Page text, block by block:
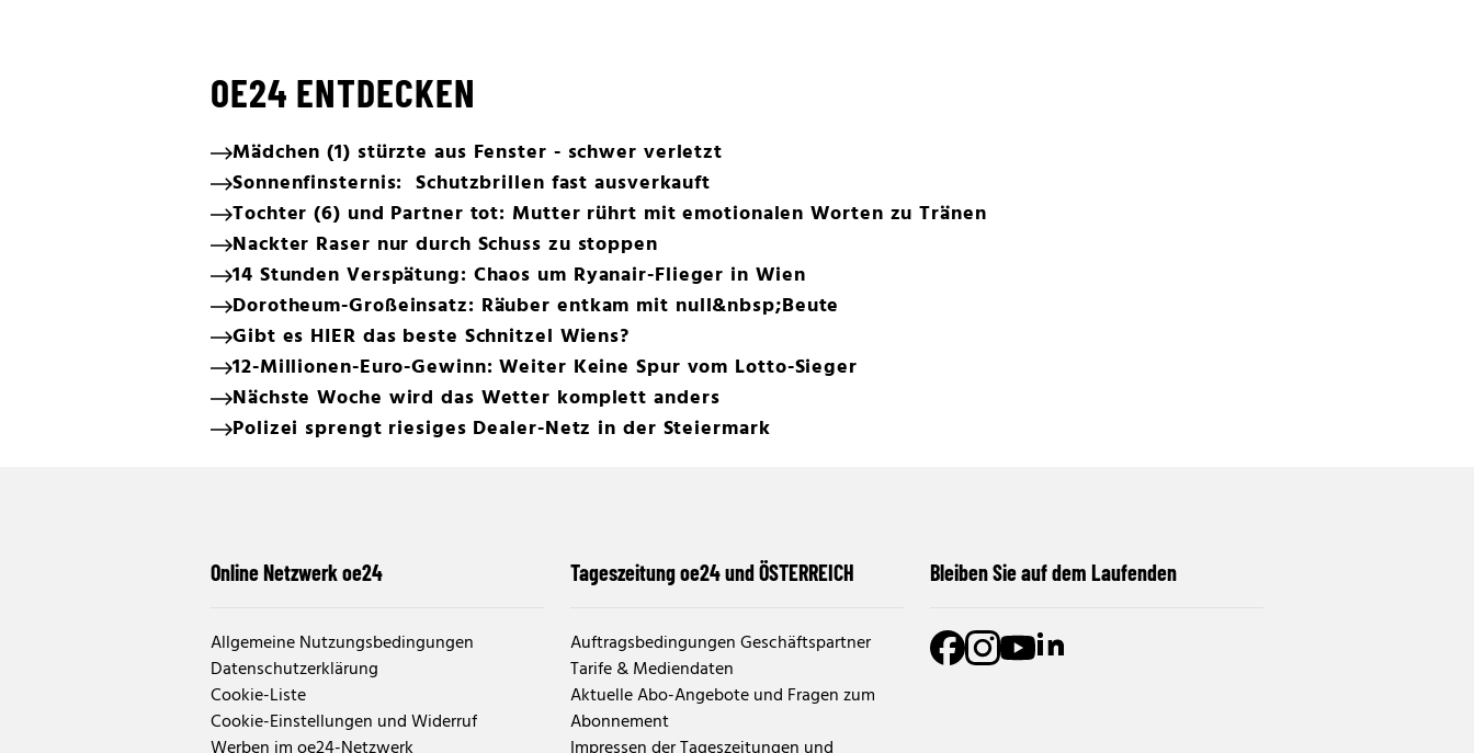
OE24 ENTDECKEN
Mädchen (1) stürzte aus Fenster - schwer verletzt
Sonnenfinsternis: Schutzbrillen fast ausverkauft
Tochter (6) und Partner tot: Mutter rührt mit emotionalen Worten zu Tränen
Nackter Raser nur durch Schuss zu stoppen
14 Stunden Verspätung: Chaos um Ryanair-Flieger in Wien
Dorotheum-Großeinsatz: Räuber entkam mit null&nbsp;Beute
Gibt es HIER das beste Schnitzel Wiens?
12-Millionen-Euro-Gewinn: Weiter Keine Spur vom Lotto-Sieger
Nächste Woche wird das Wetter komplett anders
Polizei sprengt riesiges Dealer-Netz in der Steiermark
Online Netzwerk oe24
Allgemeine Nutzungsbedingungen
Datenschutzerklärung
Cookie-Liste
Cookie-Einstellungen und Widerruf
Tageszeitung oe24 und ÖSTERREICH
Auftragsbedingungen Geschäftspartner
Tarife & Mediendaten
Aktuelle Abo-Angebote und Fragen zum
Abonnement
Bleiben Sie auf dem Laufenden